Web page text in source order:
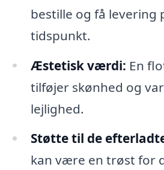
bestille og få levering
tidspunkt.
Æstetisk værdi: En
tilføjer skønhed og
lejlighed.
Støtte til de
kan være en trøst for